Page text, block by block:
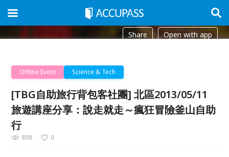
Share Open with app
Offline Event Science & Tech
[TBG自助旅行背包客社團] 北區2013/05/11
旅遊講座分享：說走就走～瘋狂冒險釜山自助
行
898 0